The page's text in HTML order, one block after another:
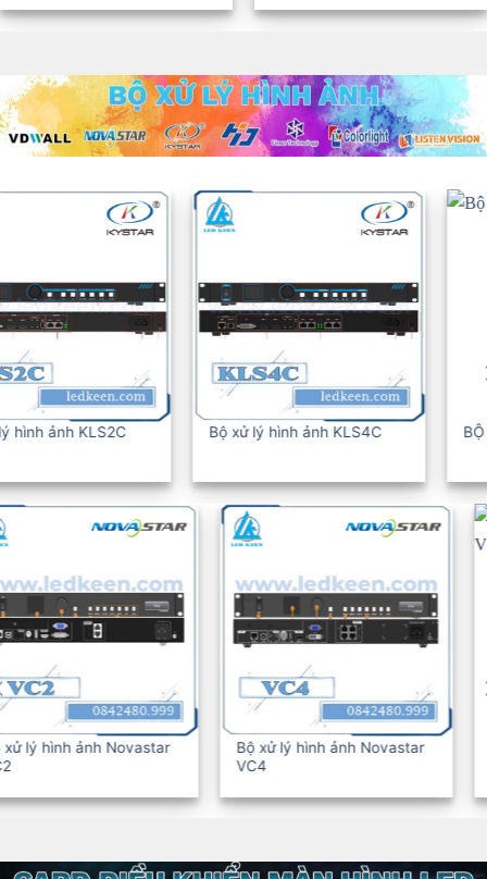
BỘ XỬ LÝ HÌNH ẢNH KLS6C BỘ XỬ LÝ HÌNH ẢNH KLS8C
Bộ xử lý hình ảnh Novastar
Bộ xử lý hình ảnh Novastar